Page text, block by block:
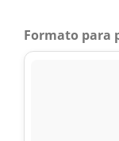
Formato para